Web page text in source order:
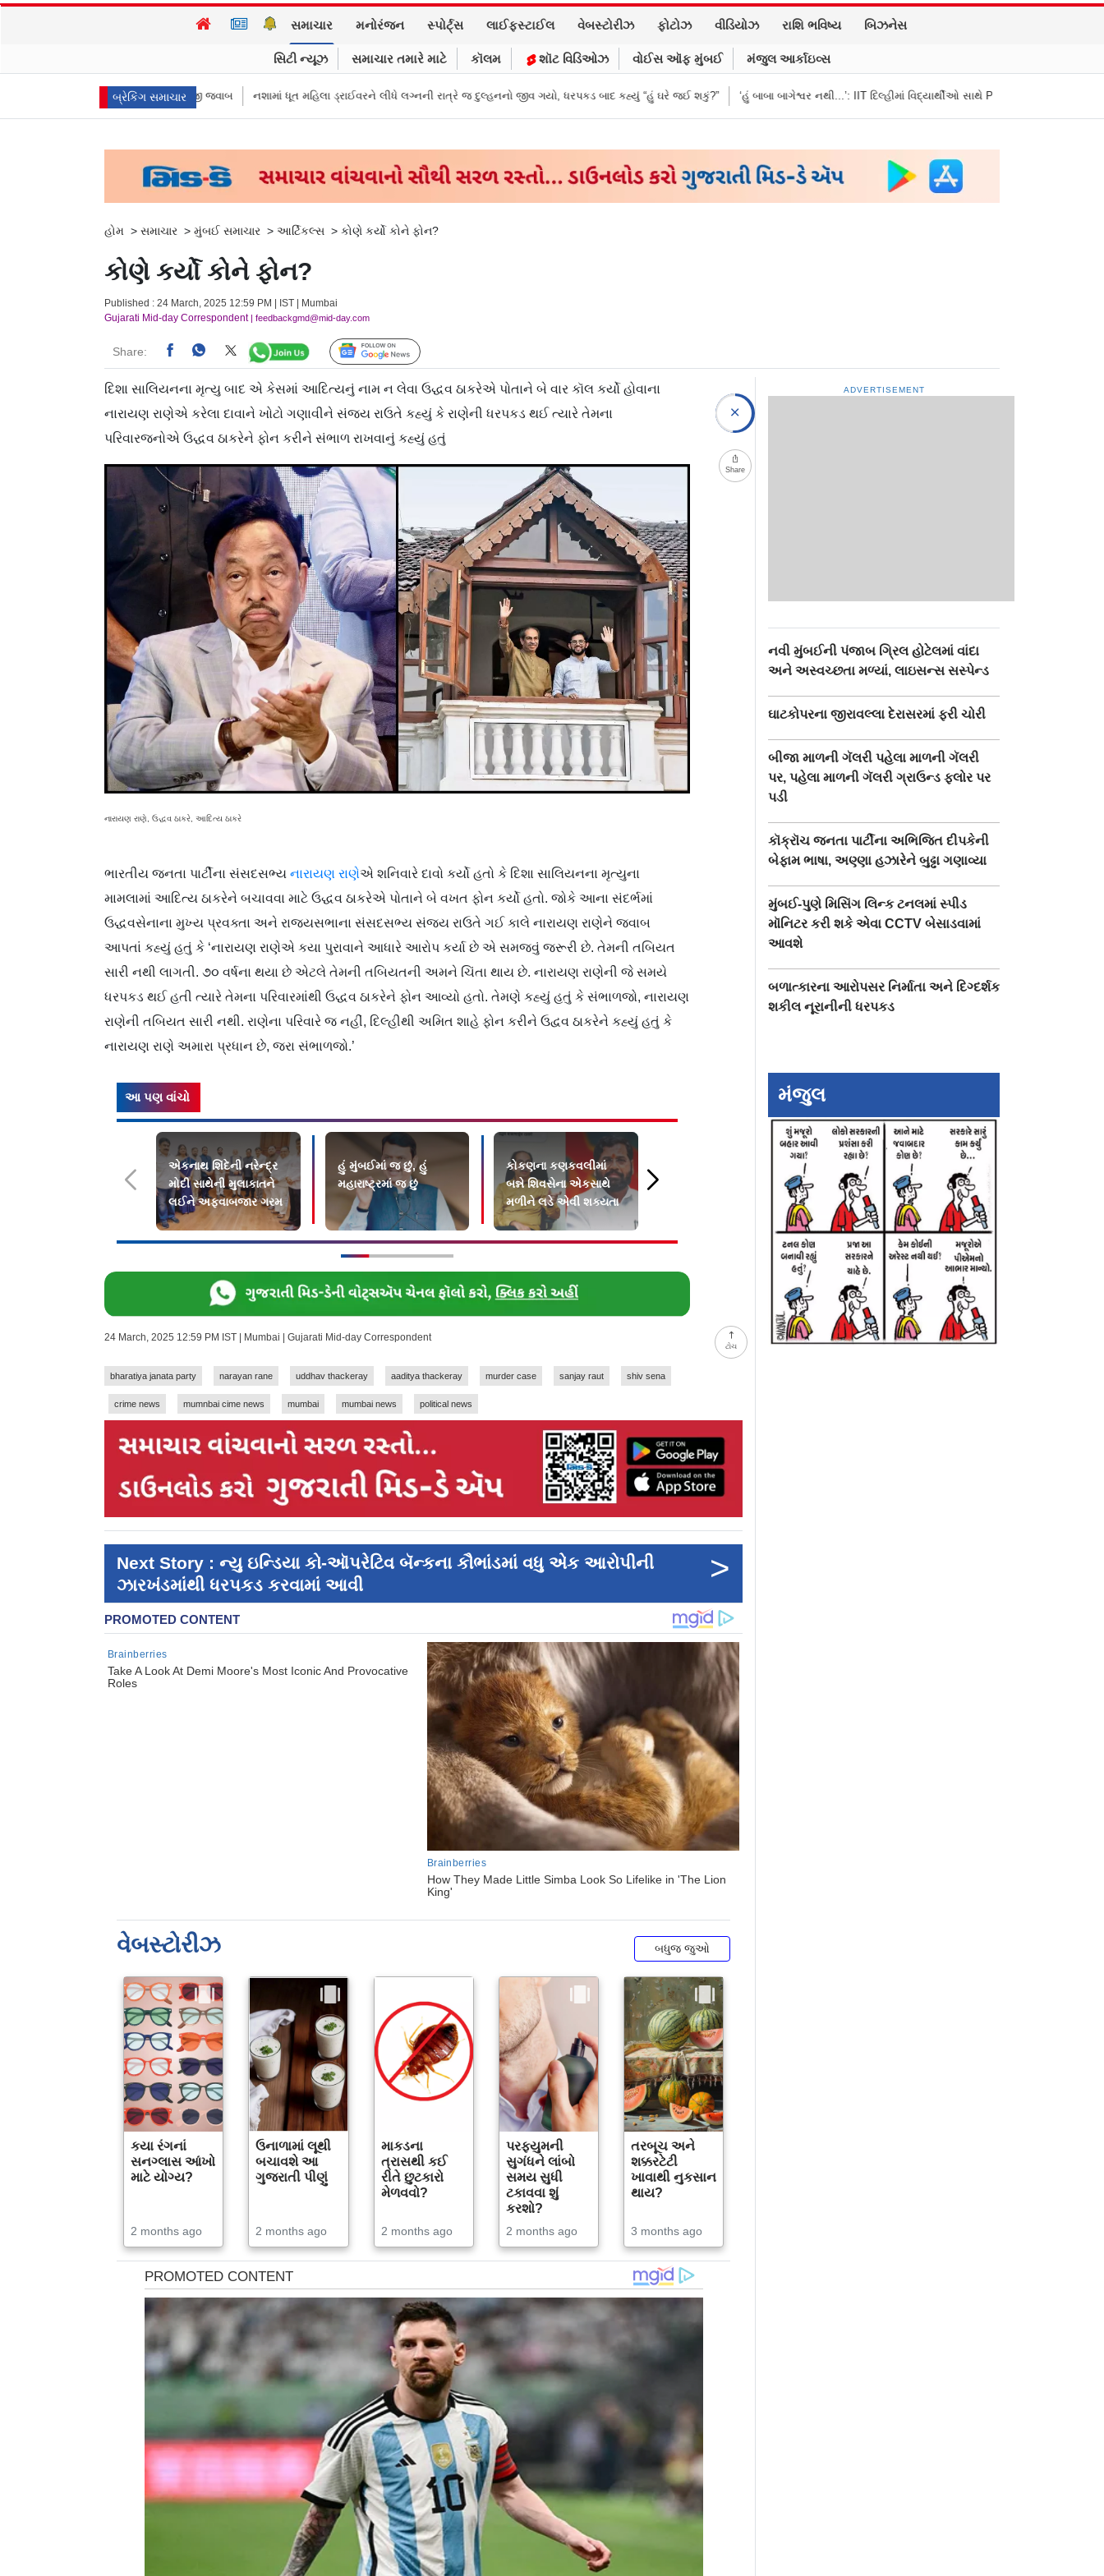
સમાચાર મનોરંજન સ્પોર્ટ્સ લાઈફસ્ટાઈલ વેબસ્ટોરીઝ ફોટોઝ વીડિયોઝ રાશિ ભવિષ્ય બિઝનેસ
સિટી ન્યૂઝ સમાચાર તમારે માટે કૉલમ શૉટ વિડિઓઝ વોઈસ ઑફ મુંબઈ મંજુલ આર્કાઇવ્સ
બ્રેકિંગ સમાચાર
આપ્યો રમૂજી જવાબ નશામાં ધૂત મહિલા ડ્રાઈવરને લીધે લગ્નની રાત્રે જ દુલ્હનનો જીવ ગયો, ધરપકડ બાદ કહ્યું “હું ઘરે જઈ શકું?” ‘હું બાબા બાગેશ્વર નથી...’: IIT દિલ્હીમાં વિદ્યાર્થીઓ સાથે PM મોદીનો રમુજી સંવાદ
હોમ > સમાચાર > મુંબઈ સમાચાર > આર્ટિકલ્સ > કોણે કર્યો કોને ફોન?
કોણે કર્યો કોને ફોન?
Published : 24 March, 2025 12:59 PM | IST | Mumbai
Gujarati Mid-day Correspondent| feedbackgmd@mid-day.com
Share: Follow Us
ટોચ
દિશા સાલિયનના મૃત્યુ બાદ એ કેસમાં આદિત્યનું નામ ન લેવા ઉદ્ધવ ઠાકરેએ પોતાને બે વાર કૉલ કર્યો હોવાના
નારાયણ રાણેએ કરેલા દાવાને ખોટો ગણાવીને સંજય રાઉતે કહ્યું કે રાણેની ધરપકડ થઈ ત્યારે તેમના
પરિવારજનોએ ઉદ્ધવ ઠાકરેને ફોન કરીને સંભાળ રાખવાનું કહ્યું હતું
નારાયણ રાણે, ઉદ્ધવ ઠાકરે, આદિત્ય ઠાકરે
ભારતીય જનતા પાર્ટીના સંસદસભ્ય નારાયણ રાણેએ શનિવારે દાવો કર્યો હતો કે દિશા સાલિયનના મૃત્યુના
મામલામાં આદિત્ય ઠાકરેને બચાવવા માટે ઉદ્ધવ ઠાકરેએ પોતાને બે વખત ફોન કર્યો હતો. જોકે આના સંદર્ભમાં
ઉદ્ધવસેનાના મુખ્ય પ્રવક્તા અને રાજ્યસભાના સંસદસભ્ય સંજય રાઉતે ગઈ કાલે નારાયણ રાણેને જવાબ
આપતાં કહ્યું હતું કે ‘નારાયણ રાણેએ કયા પુરાવાને આધારે આરોપ કર્યા છે એ સમજવું જરૂરી છે. તેમની તબિયત
સારી નથી લાગતી. ૭૦ વર્ષના થયા છે એટલે તેમની તબિયતની અમને ચિંતા થાય છે. નારાયણ રાણેની જે સમયે
ધરપકડ થઈ હતી ત્યારે તેમના પરિવારમાંથી ઉદ્ધવ ઠાકરેને ફોન આવ્યો હતો. તેમણે કહ્યું હતું કે સંભાળજો, નારાયણ
રાણેની તબિયત સારી નથી. રાણેના પરિવારે જ નહીં, દિલ્હીથી અમિત શાહે ફોન કરીને ઉદ્વવ ઠાકરેને કહ્યું હતું કે
નારાયણ રાણે અમારા પ્રધાન છે, જરા સંભાળજો.’
આ પણ વાંચો
એકનાથ શિંદેની નરેન્દ્ર
મોદી સાથેની મુલાકાતને
લઈને અફવાબજાર ગરમ
હું મુંબઈમાં જ છું, હું
મહારાષ્ટ્રમાં જ છું
કોકણના કણકવલીમાં
બન્ને શિવસેના એકસાથે
મળીને લડે એવી શક્યતા
બંધ કર, નહીંતર તારી બધી
એકનાથ શિંદે, અમે તમારી
એટલી સીટો પાડીશું કે
તમને પશ્ચાત્તાપ થશે
Share
24 March, 2025 12:59 PM IST | Mumbai | Gujarati Mid-day Correspondent
bharatiya janata party narayan rane uddhav thackeray aaditya thackeray murder case sanjay raut shiv sena
crime news mumnbai cime news mumbai mumbai news political news
Next Story : ન્યુ ઇન્ડિયા કો-ઑપરેટિવ બૅન્કના કૌભાંડમાં વધુ એક આરોપીની
ઝારખંડમાંથી ધરપકડ કરવામાં આવી
>
વેબસ્ટોરીઝ બધુજ જુઓ
કયા રંગનાં
સનગ્લાસ આંખો
માટે યોગ્ય?
2 months ago
ઉનાળામાં લૂથી
બચાવશે આ
ગુજરાતી પીણું
2 months ago
માકડના
ત્રાસથી કઈ
રીતે છુટકારો
મેળવવો?
2 months ago
પરફ્યુમની
સુગંધને લાંબો
સમય સુધી
ટકાવવા શું
કરશો?
2 months ago
તરબૂચ અને
શક્કરટેટી
ખાવાથી નુકસાન
થાય?
3 months ago
ADVERTISEMENT
નવી મુંબઈની પંજાબ ગ્રિલ હોટેલમાં વાંદા
અને અસ્વચ્છતા મળ્યાં, લાઇસન્સ સસ્પેન્ડ
ઘાટકોપરના જીરાવલ્લા દેરાસરમાં ફરી ચોરી
બીજા માળની ગૅલરી પહેલા માળની ગૅલરી
પર, પહેલા માળની ગૅલરી ગ્રાઉન્ડ ફ્લોર પર
પડી
કૉક્રૉચ જનતા પાર્ટીના અભિજિત દીપકેની
બેફામ ભાષા, અણ્ણા હઝારેને બુઢ્ઢા ગણાવ્યા
મુંબઈ-પુણે મિસિંગ લિન્ક ટનલમાં સ્પીડ
મૉનિટર કરી શકે એવા CCTV બેસાડવામાં
આવશે
બળાત્કારના આરોપસર નિર્માતા અને દિગ્દર્શક
શકીલ નૂરાનીની ધરપકડ
મંજુલ